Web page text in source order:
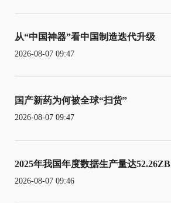
从“中国神器”看中国制造迭代升级
2026-08-07 09:47
国产新药为何被全球“扫货”
2026-08-07 09:47
2025年我国年度数据生产量达52.26ZB
2026-08-07 09:46